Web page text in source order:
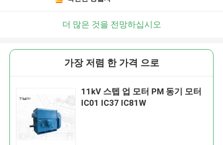
더 많은 것을 전망하십시오
가장 저렴 한 가격 으로
11kV 스텝 업 모터 PM 동기 모터
IC01 IC37 IC81W